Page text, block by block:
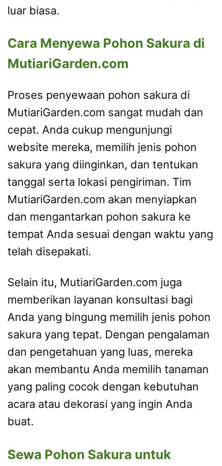
luar biasa.
Cara Menyewa Pohon Sakura di
MutiariGarden.com
Proses penyewaan pohon sakura di
MutiariGarden.com sangat mudah dan
cepat. Anda cukup mengunjungi
website mereka, memilih jenis pohon
sakura yang diinginkan, dan tentukan
tanggal serta lokasi pengiriman. Tim
MutiariGarden.com akan menyiapkan
dan mengantarkan pohon sakura ke
tempat Anda sesuai dengan waktu yang
telah disepakati.
Selain itu, MutiariGarden.com juga
memberikan layanan konsultasi bagi
Anda yang bingung memilih jenis pohon
sakura yang tepat. Dengan pengalaman
dan pengetahuan yang luas, mereka
akan membantu Anda memilih tanaman
yang paling cocok dengan kebutuhan
acara atau dekorasi yang ingin Anda
buat.
Sewa Pohon Sakura untuk